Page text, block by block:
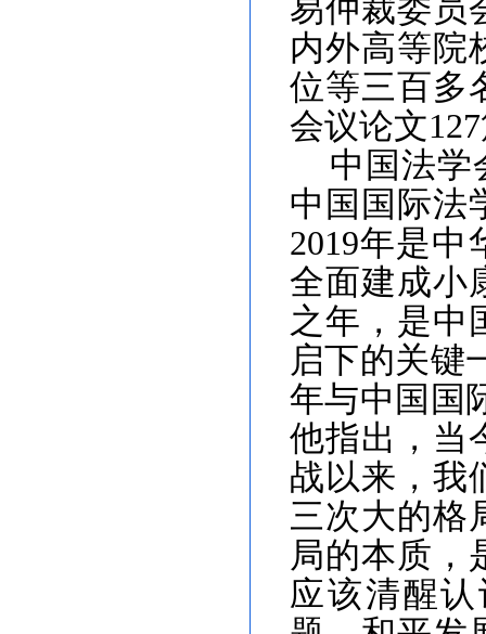
易仲裁委员
内外高等院
位等三百多
会议论文
中国法学
中国国际法
2019年是
全面建成小
之年，是中
启下的关键
年与中国国
他指出，当
战以来，我
三次大的格
局的本质，
应该清醒